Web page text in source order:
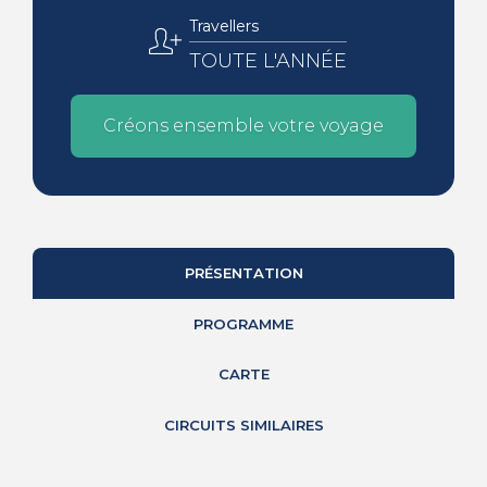
Travellers
TOUTE L'ANNÉE
Créons ensemble votre voyage
PRÉSENTATION
PROGRAMME
CARTE
CIRCUITS SIMILAIRES